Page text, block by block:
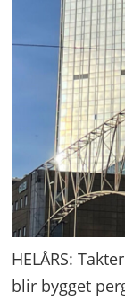
HELÅRS:
blir bygget